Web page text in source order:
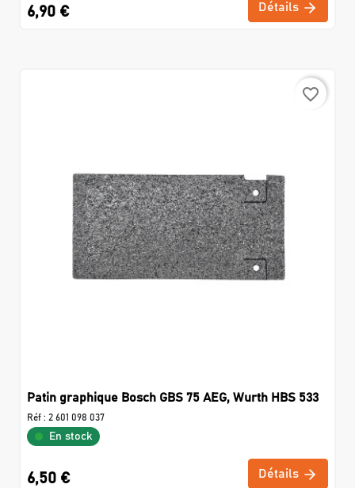
6,90 € Détails
favorite_border
Patin graphique Bosch GBS 75 AEG, Wurth HBS 533
Réf : 2 601 098 037
En stock
6,50 € Détails